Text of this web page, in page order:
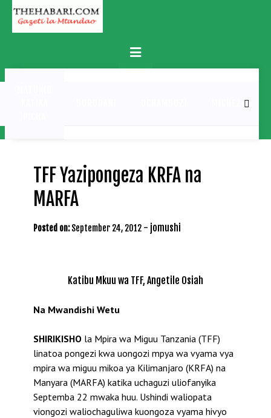
Skip
content
Primary
Menu
MICHEZO
TFF Yazipongeza KRFA na
MARFA
Posted on: September 24, 2012 - jomushi
Katibu Mkuu wa TFF, Angetile Osiah
Na Mwandishi Wetu
SHIRIKISHO la Mpira wa Miguu Tanzania (TFF)
linatoa pongezi kwa uongozi mpya wa vyama vya
mpira wa miguu mikoa ya Kilimanjaro (KRFA) na
Manyara (MARFA) katika uchaguzi uliofanyika
Septemba 22 mwaka huu. Ushindi waliopata
viongozi waliochaguliwa kuongoza vyama hivyo